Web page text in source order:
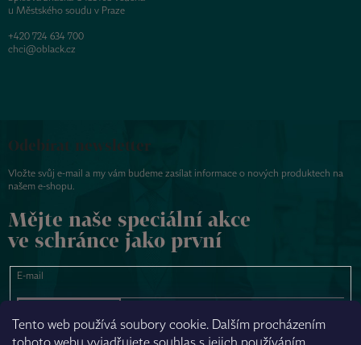
Tento web používá soubory cookie. Dalším procházením
u Městského soudu v Praze
+420 724 634 700
chci@oblack.cz
Odebírat newsletter
Vložte svůj e-mail a my vám budeme zasílat informace o nových produktech na
našem e-shopu.
Mějte naše speciální akce
ve schránce jako první
E-mail